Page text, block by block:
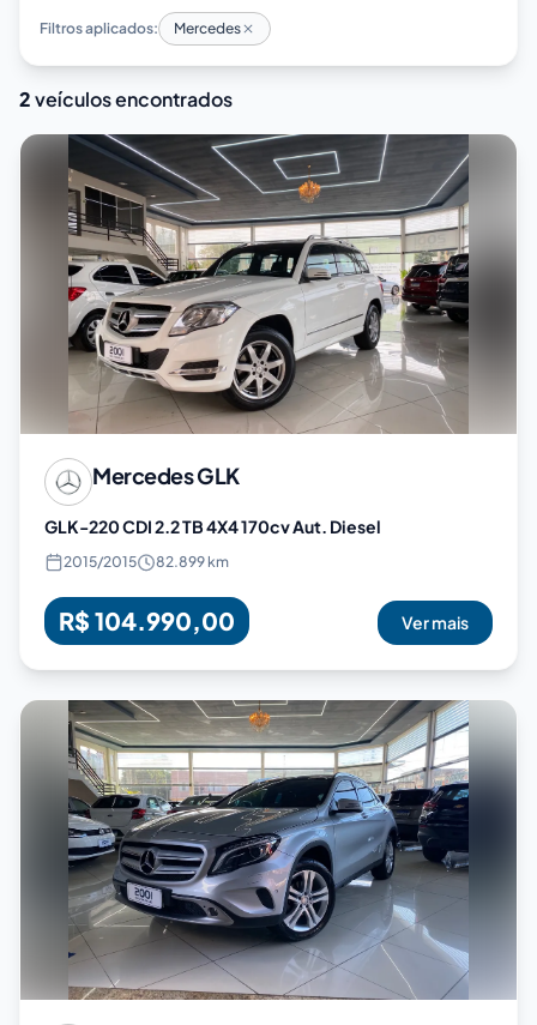
Filtros aplicados: Mercedes
2veículos encontrados
MercedesGLK
GLK-220 CDI 2.2 TB 4X4 170cv Aut. Diesel
2015/2015 82.899 km
R$ 104.990,00 Ver mais